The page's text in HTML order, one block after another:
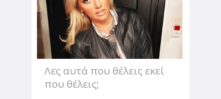
Λες αυτά που θέλεις εκεί
που θέλεις;